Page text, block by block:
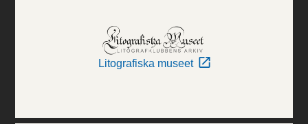
Litografiska museet